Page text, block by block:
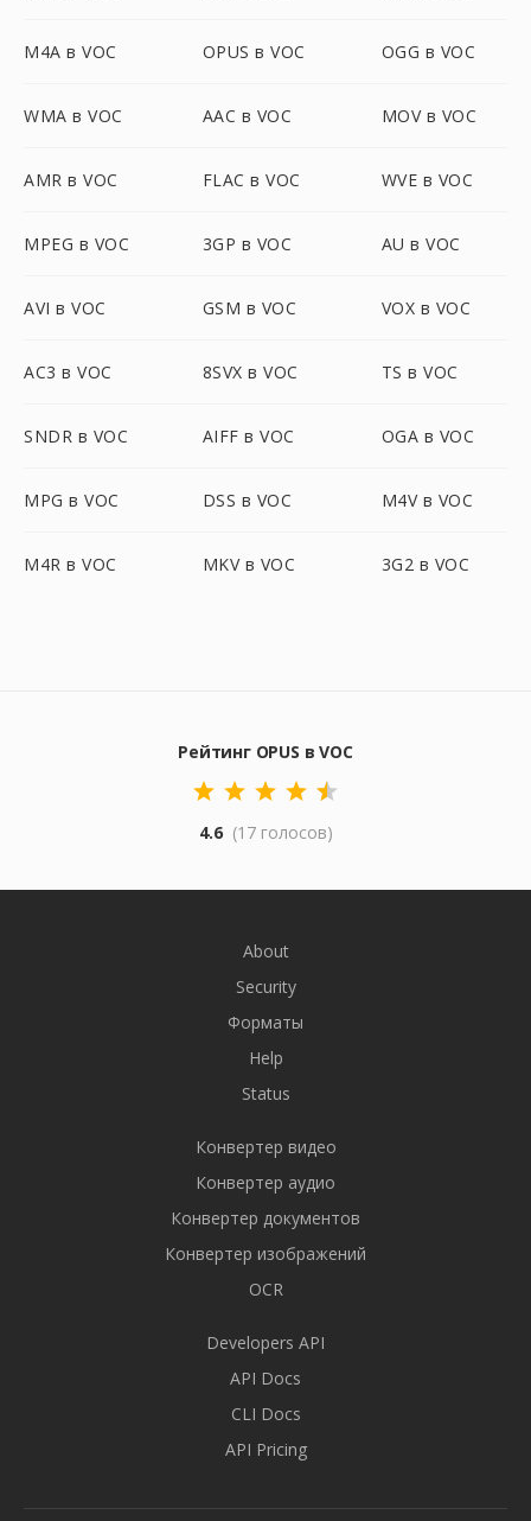
M4A в VOC OPUS в VOC OGG в VOC
WMA в VOC AAC в VOC MOV в VOC
AMR в VOC FLAC в VOC WVE в VOC
MPEG в VOC 3GP в VOC AU в VOC
AVI в VOC GSM в VOC VOX в VOC
AC3 в VOC 8SVX в VOC TS в VOC
SNDR в VOC AIFF в VOC OGA в VOC
MPG в VOC DSS в VOC M4V в VOC
M4R в VOC MKV в VOC 3G2 в VOC
Рейтинг OPUS в VOC
4.6 (17 голосов)
About
Security
Форматы
Help
Status
Конвертер видео
Конвертер аудио
Конвертер документов
Конвертер изображений
OCR
Developers API
API Docs
CLI Docs
API Pricing